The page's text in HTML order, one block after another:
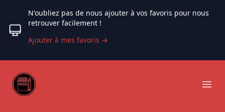
N'oubliez pas de nous ajouter à vos favoris pour nous
retrouver facilement !
Ajouter à mes favoris →
Web coloriage